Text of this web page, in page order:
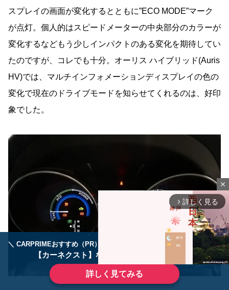
＼ CARPRIMEおすすめ（PR） ／ ディーラーで手放すのはもったいない！
【カーネクスト】ならどんなクルマも高価買取
詳しく見てみる
スプレイの画面が変化するとともに”ECO MODE”マーク
が点灯。個人的はスピードメーターの中央部分のカラーが
変化するなどもう少しインパクトのある変化を期待してい
たのですが、コレでも十分。オーリス ハイブリッド(Auris
HV)では、マルチインフォメーションディスプレイの色の
変化で現在のドライブモードを知らせてくれるのは、好印
象でした。
close
arrow_forward_ios 詳しく見る